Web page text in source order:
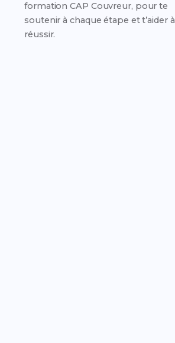
formation CAP Couvreur, pour te
soutenir à chaque étape et t’aider à
réussir.